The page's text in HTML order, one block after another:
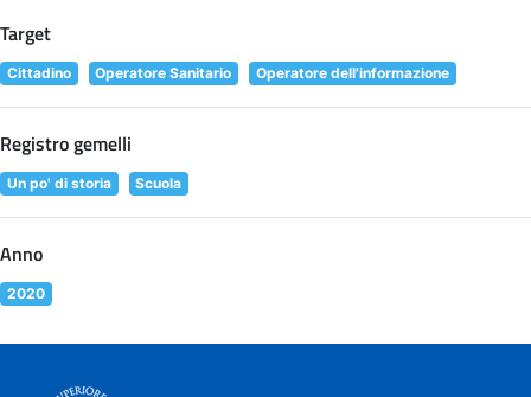
Target
Cittadino Operatore Sanitario Operatore dell'informazione
Registro gemelli
Un po' di storia Scuola
Anno
2020